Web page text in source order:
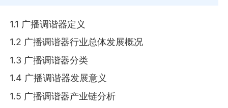
1.1 广播调谐器定义
1.2 广播调谐器行业总体发展概况
1.3 广播调谐器分类
1.4 广播调谐器发展意义
1.5 广播调谐器产业链分析